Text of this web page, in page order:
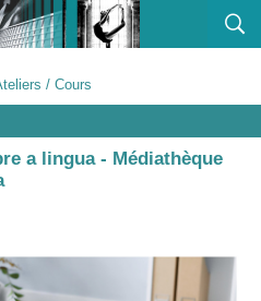
/ Cours
a lingua - Médiathèque